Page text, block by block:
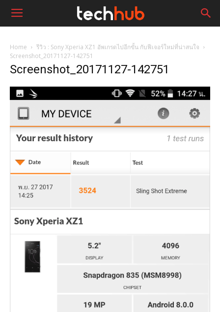
Home
รีวิว : Sony Xperia XZ1 อัพเกรดไปอีกขั้น กับฟีเจอร์ใหม่ที่น่าสนใจ
Screenshot_20171127-142751
Screenshot_20171127-142751